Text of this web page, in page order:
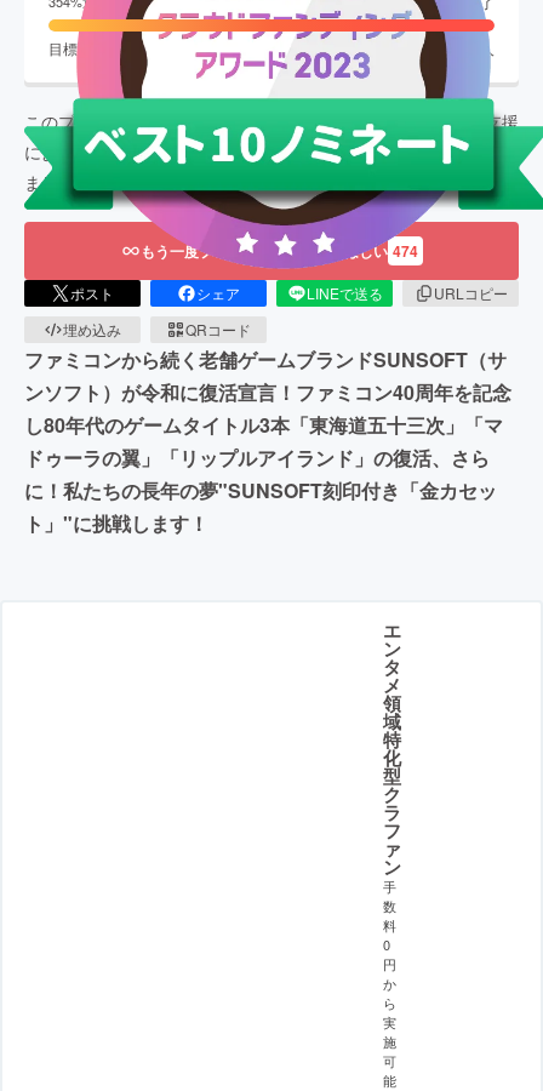
目標金額 6,000,000 支援者数 人
このプロジェクトは、 2023/07/14 に募集を開始し、 840 人の支援
により
21,250,799円の資金を集め、 2023/08/31 に募集を終了し
ました
もう一度プロジェクトをやってほしい 474
ポスト シェア LINEで送る
URLコピー
埋め込み
QRコード
ファミコンから続く老舗ゲームブランドSUNSOFT（サ
ンソフト）が令和に復活宣言！ファミコン40周年を記念
し80年代のゲームタイトル3本「東海道五十三次」「マ
ドゥーラの翼」「リップルアイランド」の復活、さら
に！私たちの長年の夢"SUNSOFT刻印付き「金カセッ
ト」"に挑戦します！
エ
ン
タ
メ
領
域
特
化
型
ク
ラ
フ
ァ
ン
手
数
料
0
円
か
ら
実
施
可
能